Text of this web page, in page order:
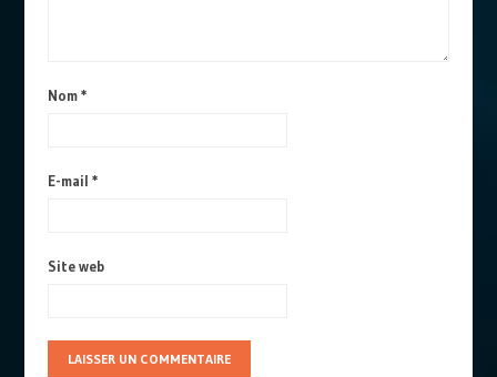
Nom*
E-mail *
Site web